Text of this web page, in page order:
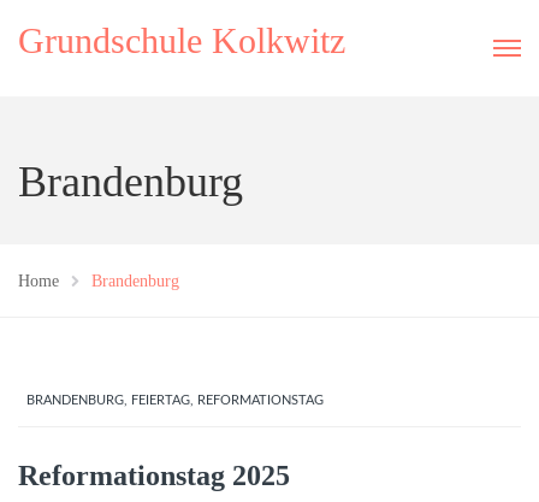
Grundschule Kolkwitz
Brandenburg
Home Brandenburg
BRANDENBURG FEIERTAG REFORMATIONSTAG
Reformationstag 2025